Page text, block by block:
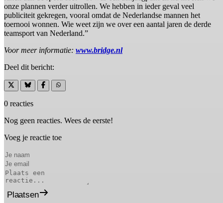
onze plannen verder uitrollen. We hebben in ieder geval veel
publiciteit gekregen, vooral omdat de Nederlandse mannen het
toernooi wonnen. Wie weet zijn we over een aantal jaren de derde
teamsport van Nederland.”
Voor meer informatie: www.bridge.nl
Deel dit bericht:
0 reacties
Nog geen reacties. Wees de eerste!
Voeg je reactie toe
Plaatsen